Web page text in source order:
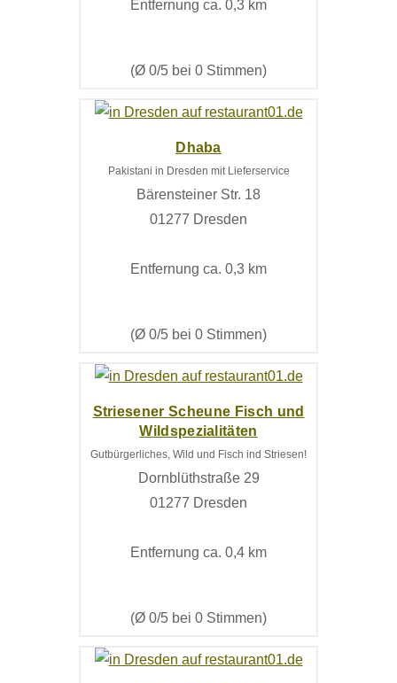
Entfernung ca. 0,3 km
(Ø 0/5 bei 0 Stimmen)
Dhaba
Pakistani in Dresden mit Lieferservice
Bärensteiner Str. 18
01277 Dresden
Entfernung ca. 0,3 km
(Ø 0/5 bei 0 Stimmen)
Striesener Scheune Fisch und
Wildspezialitäten
Gutbürgerliches, Wild und Fisch ind Striesen!
Dornblüthstraße 29
01277 Dresden
Entfernung ca. 0,4 km
(Ø 0/5 bei 0 Stimmen)